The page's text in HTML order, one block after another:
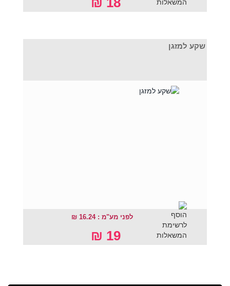
שקע למזגן
לפני מע"מ : 16.24 ₪
19 ₪